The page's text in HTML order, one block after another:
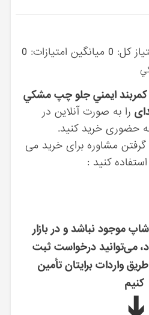
کل: 0 میانگین امتیازات: 0
كمربند ايمني جلو چپ مشكي
را به صورت آنلاین در
حضوری خرید کنید.
مشاوره برای خرید می
کنید :
موجود نباشد و در بازار
می‌توانید درخواست ثبت
واردات برایتان تأمین
کنیم
➔